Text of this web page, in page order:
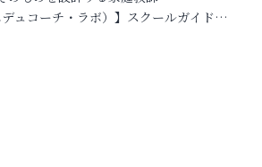
ュコーチ・ラボ）】スクールガイド…